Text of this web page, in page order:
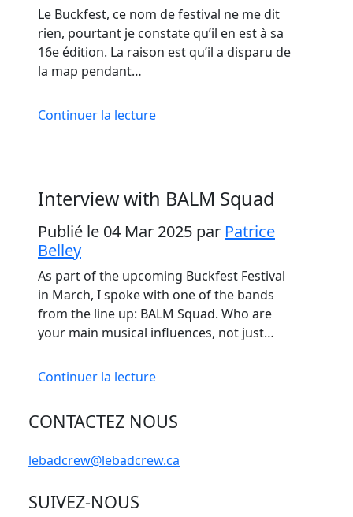
Le Buckfest, ce nom de festival ne me dit
rien, pourtant je constate qu’il en est à sa
16e édition. La raison est qu’il a disparu de
la map pendant…
Continuer la lecture
Interview with BALM Squad
Publié le 04 Mar 2025 par Patrice
Belley
As part of the upcoming Buckfest Festival
in March, I spoke with one of the bands
from the line up: BALM Squad. Who are
your main musical influences, not just…
Continuer la lecture
CONTACTEZ NOUS
lebadcrew@lebadcrew.ca
SUIVEZ-NOUS